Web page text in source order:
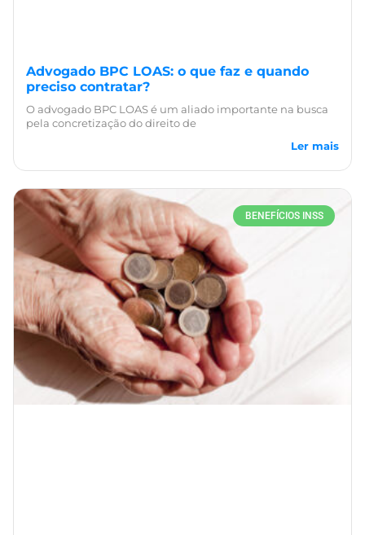
Advogado BPC LOAS: o que faz e quando
preciso contratar?
O advogado BPC LOAS é um aliado importante na busca
pela concretização do direito de
Ler mais
BENEFÍCIOS INSS